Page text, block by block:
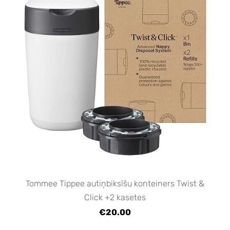
Tommee Tippee autiņbiksīšu konteiners Twist &
Click +2 kasetes
€20.00